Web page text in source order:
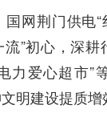
网荆门供电“
”初心，深
力爱心超市”
明建设提质增